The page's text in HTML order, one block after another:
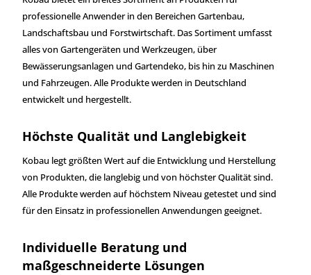
professionelle Anwender in den Bereichen Gartenbau,
Landschaftsbau und Forstwirtschaft. Das Sortiment umfasst
alles von Gartengeräten und Werkzeugen, über
Bewässerungsanlagen und Gartendeko, bis hin zu Maschinen
und Fahrzeugen. Alle Produkte werden in Deutschland
entwickelt und hergestellt.
Höchste Qualität und Langlebigkeit
Kobau legt größten Wert auf die Entwicklung und Herstellung
von Produkten, die langlebig und von höchster Qualität sind.
Alle Produkte werden auf höchstem Niveau getestet und sind
für den Einsatz in professionellen Anwendungen geeignet.
Individuelle Beratung und
maßgeschneiderte Lösungen